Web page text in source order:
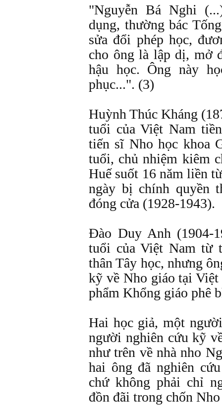
"Nguyễn Bá Nghi
dụng, thường bác
sửa đổi phép học,
cho ông là lập dị, mở
hậu học. Ông này
phục...". (3)
Huỳnh Thúc Kháng
tuổi của Việt Nam
tiến sĩ Nho học khoa
tuổi, chủ nhiệm kiêm
Huế suốt 16 năm liền
ngày bị chính quyền
đóng cửa (1928-1943).
Ðào Duy Anh (1904-
tuổi của Việt Nam từ
thân Tây học, nhưng
kỹ về Nho giáo tại Việt
phẩm Khổng giáo
Hai học giả, một
người nghiên cứu kỹ
như trên về nhà nho
hai ông đã nghiên
chứ không phải chỉ
đồn đãi trong chốn